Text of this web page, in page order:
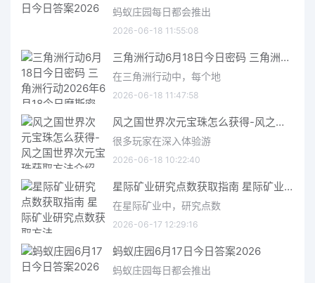
蚂蚁庄园每日都会推出
2026-06-18 11:55:08
三角洲行动6月18日今日密码 三角洲行动2026年6月18今日摩斯密码分享
在三角洲行动中，每个地
2026-06-18 11:47:58
风之国世界次元宝珠怎么获得-风之国世界次元宝珠获取方法介绍
很多玩家在深入体验游
2026-06-18 10:22:40
星际矿业研究点数获取指南 星际矿业研究点数获取方法
在星际矿业中，研究点数
2026-06-17 12:29:16
蚂蚁庄园6月17日今日答案2026
蚂蚁庄园每日都会推出